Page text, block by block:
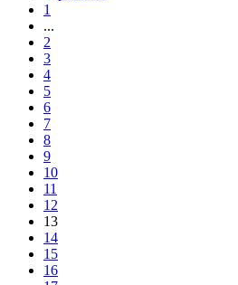
1
...
2
3
4
5
6
7
8
9
10
11
12
13
14
15
16